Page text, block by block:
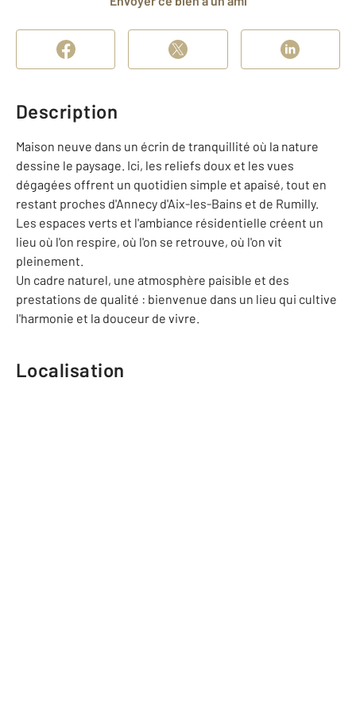
Description
Maison neuve dans un écrin de tranquillité où la nature
dessine le paysage. Ici, les reliefs doux et les vues
dégagées offrent un quotidien simple et apaisé, tout en
restant proches d'Annecy d'Aix-les-Bains et de Rumilly.
Les espaces verts et l'ambiance résidentielle créent un
lieu où l'on respire, où l'on se retrouve, où l'on vit
pleinement.
Un cadre naturel, une atmosphère paisible et des
prestations de qualité : bienvenue dans un lieu qui cultive
l'harmonie et la douceur de vivre.
Localisation